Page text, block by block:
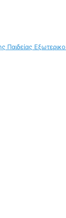
Παιδείας